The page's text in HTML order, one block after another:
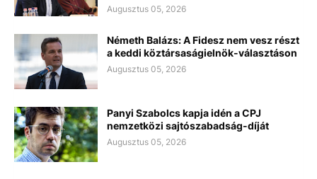
Augusztus 05, 2026
Németh Balázs: A Fidesz nem vesz részt
a keddi köztársaságielnök-választáson
Augusztus 05, 2026
Panyi Szabolcs kapja idén a CPJ
nemzetközi sajtószabadság-díját
Augusztus 05, 2026